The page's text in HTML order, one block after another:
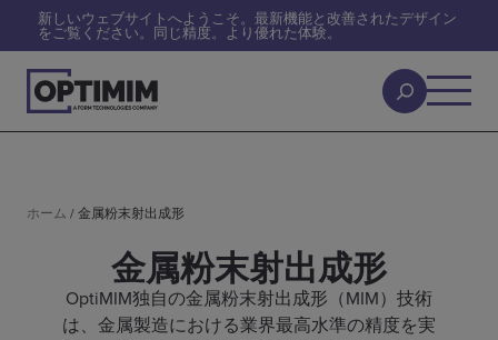
新しいウェブサイトへようこそ。最新機能と改善されたデザイン
をご覧ください。同じ精度。より優れた体験。
ホーム /金属粉末射出成形
金属粉末射出成形
OptiMIM独自の金属粉末射出成形（MIM）技術
は、金属製造における業界最高水準の精度を実